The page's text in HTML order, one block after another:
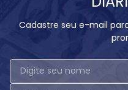
Cadastre seu e-mail